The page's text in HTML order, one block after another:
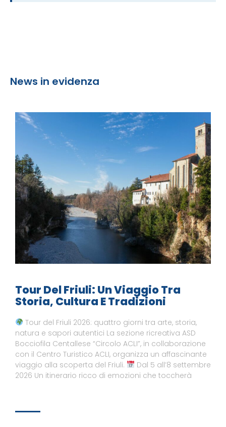
News in evidenza
Tour Del Friuli: Un Viaggio Tra
Storia, Cultura E Tradizioni
Tour del Friuli 2026: quattro giorni tra arte, storia,
natura e sapori autentici La sezione ricreativa ASD
Bocciofila Centallese “Circolo ACLI”, in collaborazione
con il Centro Turistico ACLI, organizza un affascinante
viaggio alla scoperta del Friuli.
Dal 5 all’8 settembre
2026 Un itinerario ricco di emozioni che toccherà